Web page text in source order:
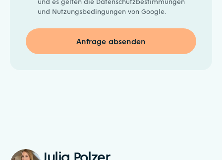
und Nutzungsbedingungen von Google.
Julia Polzer